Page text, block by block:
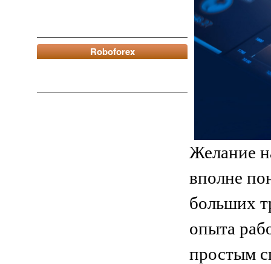
Roboforex
Желание
вполне
больших
опыта
простым